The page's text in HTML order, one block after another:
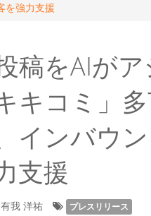
を強力支援
稿をAIがア
キコミ」
インバウ
支援
有我 洋祐 プレスリリース